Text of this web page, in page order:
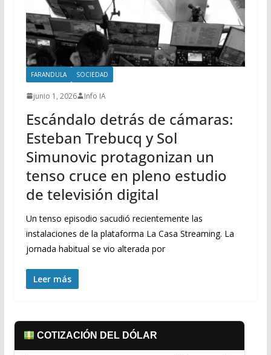
FARANDULA SOCIEDAD
junio 1, 2026 Info IA
Escándalo detrás de cámaras:
Esteban Trebucq y Sol
Simunovic protagonizan un
tenso cruce en pleno estudio
de televisión digital
Un tenso episodio sacudió recientemente las
instalaciones de la plataforma La Casa Streaming. La
jornada habitual se vio alterada por
Leer más
COTIZACIÓN DEL DÓLAR